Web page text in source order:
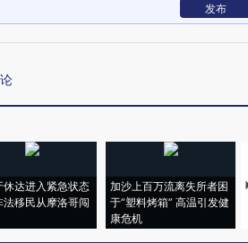
发布
休达进入紧急状态
法移民从摩洛哥闯
加沙上百万流离失所者困
于“塑料烤箱” 高温引发健
康危机